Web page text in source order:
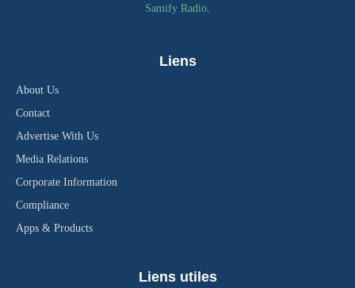
Samify Radio.
Liens
About Us
Contact
Advertise With Us
Media Relations
Corporate Information
Compliance
Apps & Products
Liens utiles